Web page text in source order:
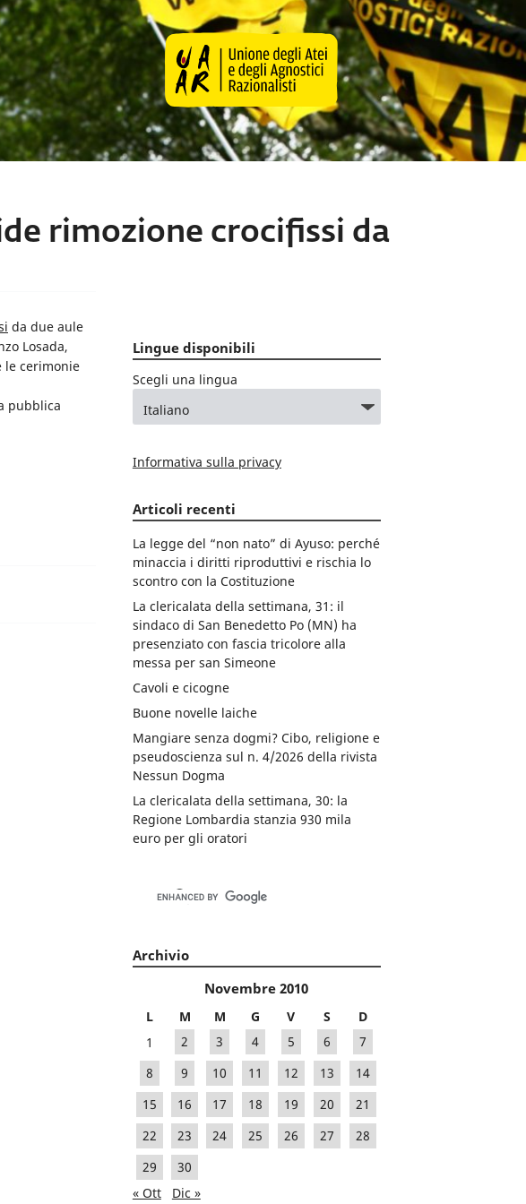
rimozione crocifissi da
da due aule
Losada,
le cerimonie
pubblica
Lingue disponibili
Scegli una lingua
Informativa sulla privacy
Articoli recenti
La legge del “non nato” di Ayuso: perché
minaccia i diritti riproduttivi e rischia lo
scontro con la Costituzione
La clericalata della settimana, 31: il
sindaco di San Benedetto Po (MN) ha
presenziato con fascia tricolore alla
messa per san Simeone
Cavoli e cicogne
Buone novelle laiche
Mangiare senza dogmi? Cibo, religione e
pseudoscienza sul n. 4/2026 della rivista
Nessun Dogma
La clericalata della settimana, 30: la
Regione Lombardia stanzia 930 mila
euro per gli oratori
Archivio
Novembre 2010
L M M G V S
D
1
2 3 4 5 6
7
8
9 10 11 12 13
14
15
16 17 18 19 20
21
22
23 24 25 26 27
28
29
30
« Ott
Dic »